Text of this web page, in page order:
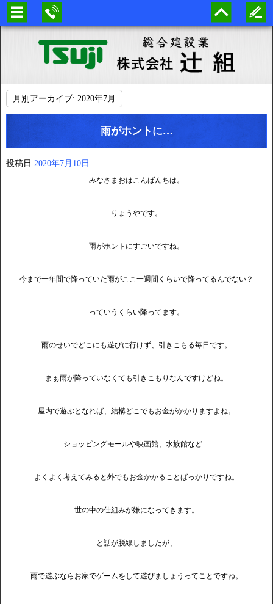
月別アーカイブ: 2020年7月
雨がホントに…
投稿日 2020年7月10日
みなさまおはこんばんちは。
りょうやです。
雨がホントにすごいですね。
今まで一年間で降っていた雨がここ一週間くらいで降ってるんでない？
っていうくらい降ってます。
雨のせいでどこにも遊びに行けず、引きこもる毎日です。
まぁ雨が降っていなくても引きこもりなんですけどね。
屋内で遊ぶとなれば、結構どこでもお金がかかりますよね。
ショッピングモールや映画館、水族館など…
よくよく考えてみると外でもお金かかることばっかりですね。
世の中の仕組みが嫌になってきます。
と話が脱線しましたが、
雨で遊ぶならお家でゲームをして遊びましょうってことですね。